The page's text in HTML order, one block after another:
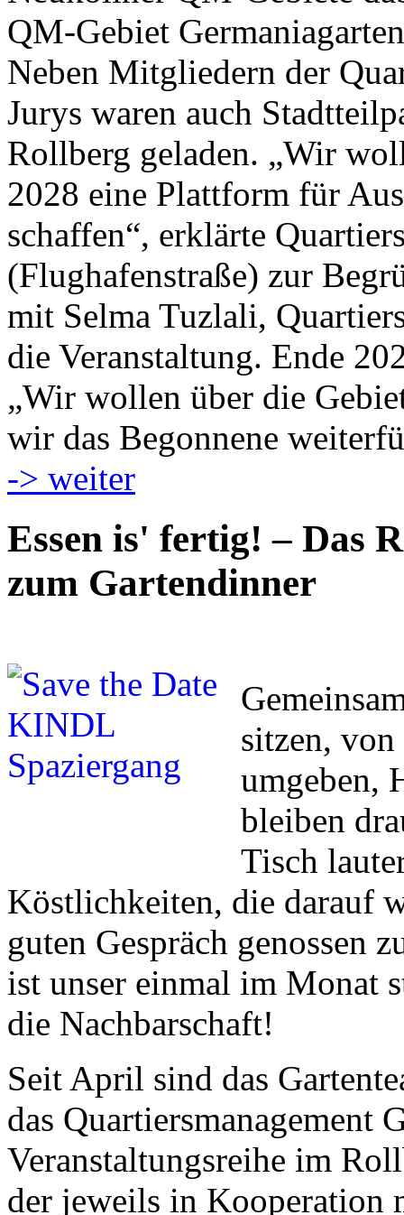
QM-Gebiet
Neben Mitgliedern der
Jurys waren auch
Rollberg geladen. „Wir
2028 eine Plattform für
schaffen“, erklärte
(Flughafenstraße) zur
mit Selma Tuzlali,
die Veranstaltung. Ende
„Wir wollen über die
wir das Begonnene
-> weiter
Essen is' fertig! – Das
zum Gartendinner
sitzen, von
umgeben,
bleiben
Tisch
Köstlichkeiten, die darauf
guten Gespräch genossen
ist unser einmal im Monat
die Nachbarschaft!
Seit April sind das
das Quartiersmanagement
Veranstaltungsreihe im
der jeweils in Kooperation